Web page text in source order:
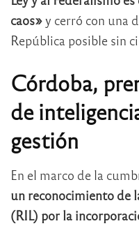
caos»y cerró con una
República posible sin
Córdoba,
de
gestión
En el marco de la
un reconocimiento de
(RIL) por la